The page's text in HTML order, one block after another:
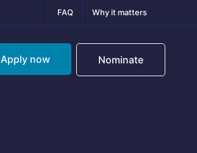
FAQ Why it matters
Apply now Nominate